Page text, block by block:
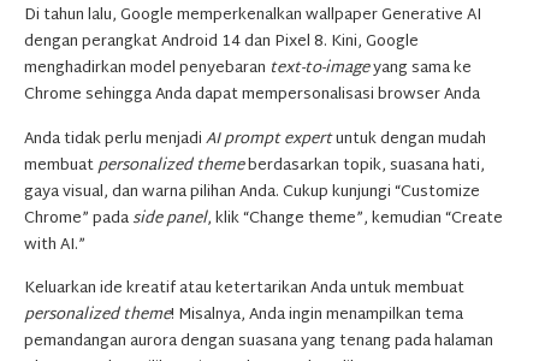
Di tahun lalu, Google memperkenalkan wallpaper Generative AI
dengan perangkat Android 14 dan Pixel 8. Kini, Google
menghadirkan model penyebaran text-to-imageyang sama ke
Chrome sehingga Anda dapat mempersonalisasi browser Anda
Anda tidak perlu menjadiAI prompt expertuntuk dengan mudah
membuatpersonalized themeberdasarkan topik, suasana hati,
gaya visual, dan warna pilihan Anda. Cukup kunjungi “Customize
Chrome” padaside panel, klik “Change theme”, kemudian “Create
with AI.”
Keluarkan ide kreatif atau ketertarikan Anda untuk membuat
personalized theme! Misalnya, Anda ingin menampilkan tema
pemandangan aurora dengan suasana yang tenang pada halaman